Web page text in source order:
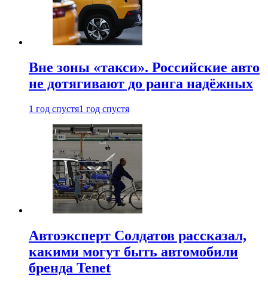
Вне зоны «такси». Российские авто
не дотягивают до ранга надёжных
1 год спустя1 год спустя
Автоэксперт Солдатов рассказал,
какими могут быть автомобили
бренда Tenet